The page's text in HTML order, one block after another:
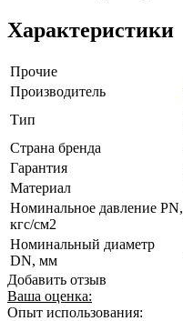
Характеристики
Прочие
Производитель
Тип
Страна бренда
Гарантия
Материал
Номинальное давление PN,
кгс/см2
Номинальный диаметр
DN, мм
Добавить отзыв
Ваша оценка:
Опыт использования: